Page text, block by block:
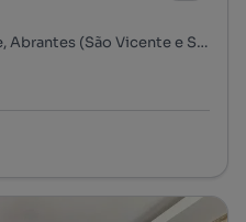
Rua do Girassol - São Vicente, Abrantes (São Vicente e São João) e Alferrarede, Abrantes, Santarém